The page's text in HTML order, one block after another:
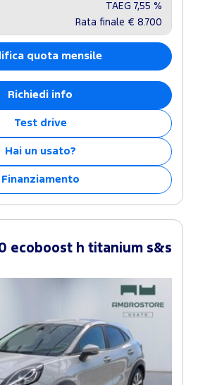
TAEG 7,55 %
Rata finale € 8.700
quota mensile
Richiedi info
Test drive
Hai un usato?
Finanziamento
ecoboost h titanium s&s